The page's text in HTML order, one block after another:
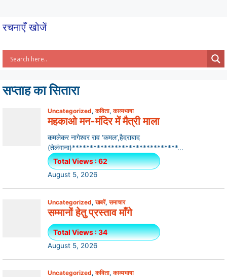
रचनाएँ खोजें
सप्ताह का सितारा